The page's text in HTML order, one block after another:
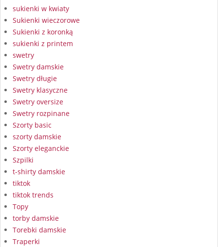
sukienki w kwiaty
Sukienki wieczorowe
Sukienki z koronką
sukienki z printem
swetry
Swetry damskie
Swetry długie
Swetry klasyczne
Swetry oversize
Swetry rozpinane
Szorty basic
szorty damskie
Szorty eleganckie
Szpilki
t-shirty damskie
tiktok
tiktok trends
Topy
torby damskie
Torebki damskie
Traperki